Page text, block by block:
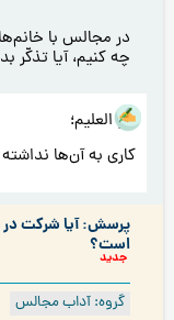
در مجالس با
چه کنیم، آیا تذکّر
هو العلیم؛
کاری به آن‌ها
پرسش: آیا شرکت
است؟
جدید
گروه: آداب مجالس